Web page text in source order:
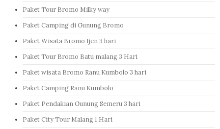
Paket Tour Bromo Milky way
Paket Camping di Gunung Bromo
Paket Wisata Bromo Ijen 3 hari
Paket Tour Bromo Batu malang 3 Hari
Paket wisata Bromo Ranu Kumbolo 3 hari
Paket Camping Ranu Kumbolo
Paket Pendakian Gunung Semeru 3 hari
Paket City Tour Malang 1 Hari